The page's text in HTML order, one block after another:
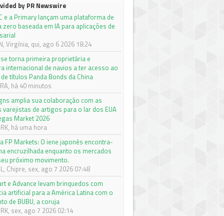
by PR Newswire
e a Primary lançam uma plataforma de
zero baseada em IA para aplicações de
Virgínia, qui, ago 6 2026 18:24
torna primeira proprietária e
internacional de navios a ter acesso ao
títulos Panda Bonds da China
há 40 minutos
amplia sua colaboração com as
varejistas de artigos para o lar dos EUA
Market 2026
há uma hora
FP Markets: O iene japonês encontra-
encruzilhada enquanto os mercados
próximo movimento.
Chipre, sex, ago 7 2026 07:48
e Advance levam brinquedos com
artificial para a América Latina com o
de BUBU, a coruja
sex, ago 7 2026 02:14